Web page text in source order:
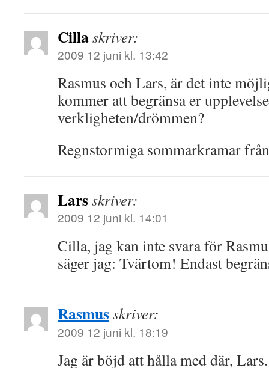
Cillaskriver:
2009 12 juni kl. 13:42
Rasmus och Lars, är det inte
kommer att begränsa er
verkligheten/drömmen?
Regnstormiga sommarkramar
Larsskriver:
2009 12 juni kl. 14:01
Cilla, jag kan inte svara för
säger jag: Tvärtom! Endast
Rasmusskriver:
2009 12 juni kl. 18:19
Jag är böjd att hålla med där, Lars.